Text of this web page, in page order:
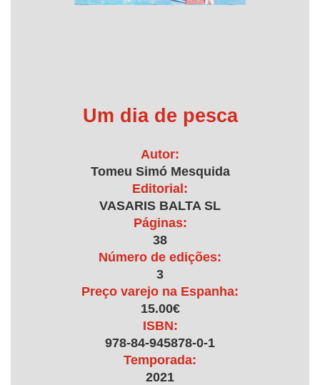
Um dia de pesca
Autor:
Tomeu Simó Mesquida
Editorial:
VASARIS BALTA SL
Páginas:
38
Número de edições:
3
Preço varejo na Espanha:
15.00€
ISBN:
978-84-945878-0-1
Temporada:
2021